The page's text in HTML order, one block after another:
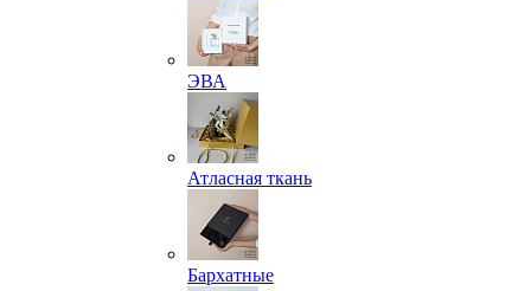
ЭВА
Атласная ткань
Бархатные